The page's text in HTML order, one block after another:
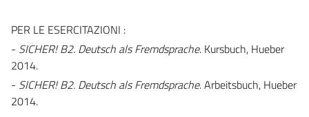
PER LE ESERCITAZIONI :
- SICHER! B2. Deutsch als Fremdsprache. Kursbuch, Hueber
2014.
- SICHER! B2. Deutsch als Fremdsprache. Arbeitsbuch, Hueber
2014.